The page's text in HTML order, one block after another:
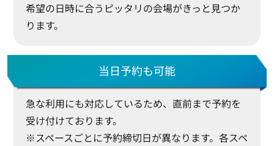
希望の日時に合うピッタリの会場がきっと見つか
ります。
当日予約も可能
急な利用にも対応しているため、直前まで予約を
受け付けております。
※スペースごとに予約締切日が異なります。各スペ